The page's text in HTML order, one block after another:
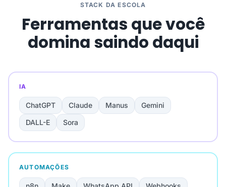
STACK DA ESCOLA
Ferramentas que você
domina saindo daqui
IA
ChatGPT Claude Manus
Gemini
DALL-E
Sora
AUTOMAÇÕES